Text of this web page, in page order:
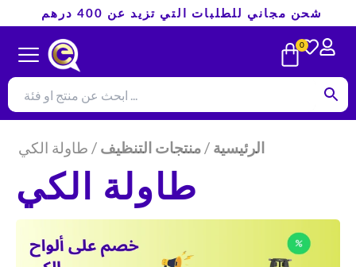
المحتوى
شحن مجاني للطلبات التي تزيد عن 400 درهم
0
CART
الرئيسية / منتجات التنظيف / طاولة الكي
طاولة الكي